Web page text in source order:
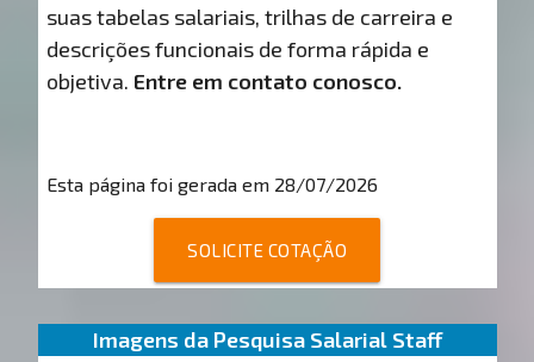
suas tabelas salariais, trilhas de carreira e
descrições funcionais de forma rápida e
objetiva. Entre em contato conosco.
Esta página foi gerada em 28/07/2026
SOLICITE COTAÇÃO
Imagens da Pesquisa Salarial Staff